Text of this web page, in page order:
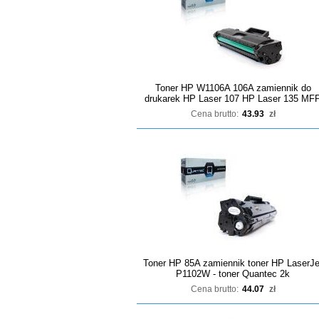
Toner HP W1106A 106A zamiennik do
drukarek HP Laser 107 HP Laser 135
Cena brutto: 43.93 zł
Toner HP 85A zamiennik toner HP
P1102W - toner Quantec 2k
Cena brutto: 44.07 zł